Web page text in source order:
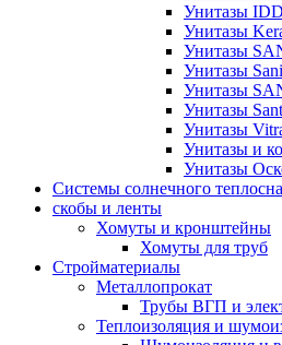
Унитазы
Унитазы
Унитазы
Унитазы
Унитазы
Унитазы
Унитазы
Унитазы и
Унитазы
Системы солнечного
скобы и ленты
Хомуты и кронштейны
Хомуты для труб
Стройматериалы
Металлопрокат
Трубы ВГП и
Теплоизоляция и